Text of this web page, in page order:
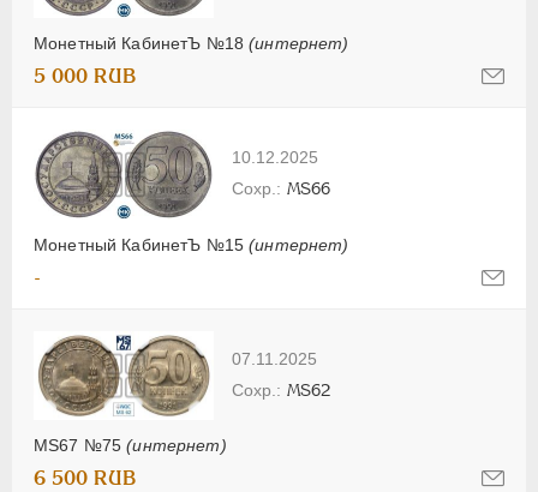
Монетный КабинетЪ №18(интернет)
5 000 RUB
10.12.2025
Монетный КабинетЪ №15(интернет)
MS66
-
07.11.2025
MS67 №75(интернет)
MS62
6 500 RUB